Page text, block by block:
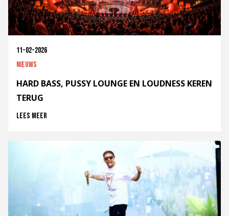
11-02-2026
Nieuws
HARD BASS, PUSSY LOUNGE EN LOUDNESS KEREN
TERUG
Lees meer